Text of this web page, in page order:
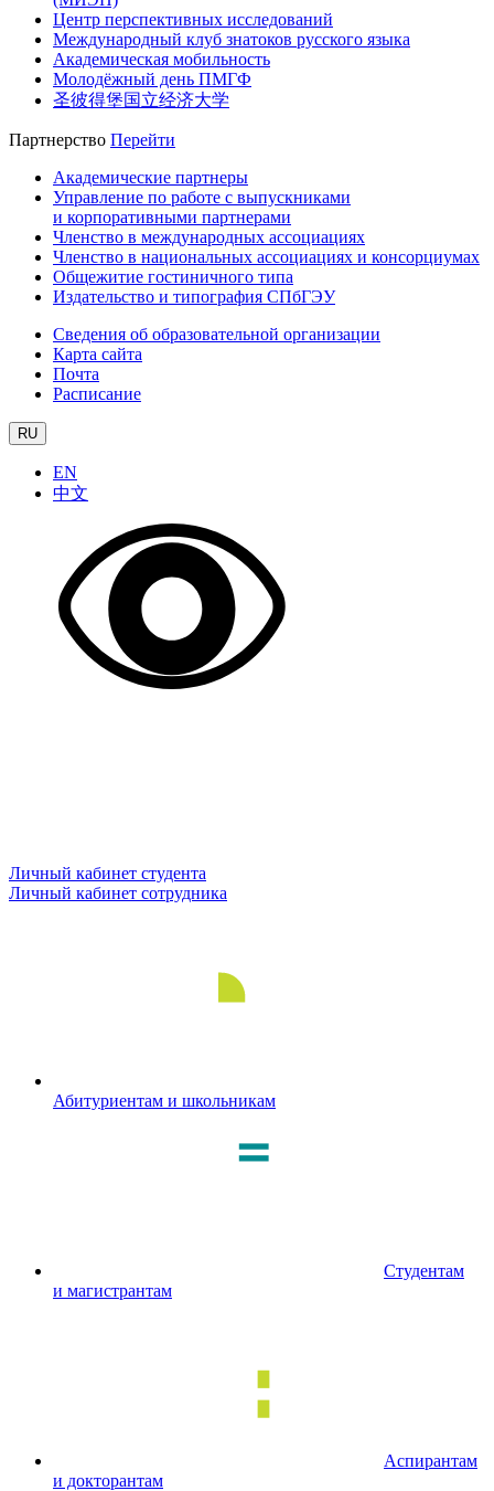
Центр перспективных исследований
Международный клуб знатоков русского языка
Академическая мобильность
Молодёжный день ПМГФ
圣彼得堡国立经济大学
Партнерство Перейти
Академические партнеры
Управление по работе с выпускниками
и корпоративными партнерами
Членство в международных ассоциациях
Членство в национальных ассоциациях и консорциумах
Общежитие гостиничного типа
Издательство и типография СПбГЭУ
Сведения об образовательной организации
Карта сайта
Почта
Расписание
RU
EN
中文
Личный кабинет студента
Личный кабинет сотрудника
Абитуриентам и школьникам
Студентам
и магистрантам
Аспирантам
и докторантам